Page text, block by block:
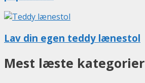
Lav din egen teddy lænestol
Mest læste kategorier